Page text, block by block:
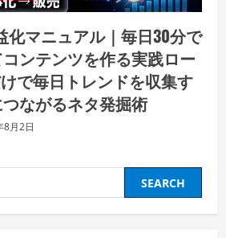
化マニュアル｜毎日30分で
ンテンツを作る実践ロー
で毎日トレンドを収集す
ながるネタ発掘術
8月2日